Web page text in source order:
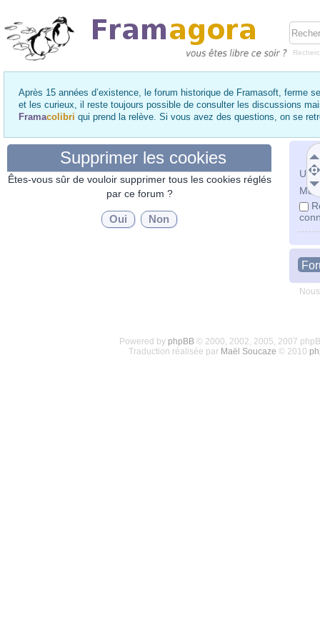
Après 15 années d’existence, le forum historique de Framasoft, ferme
et les curieux, il reste toujours possible de consulter les discussions
Framacolibri qui prend la relève. Si vous avez des questions, on se
Mot
Supprimer les cookies
Êtes-vous sûr de vouloir supprimer tous les cookies réglés
par ce forum ?
Powered by phpBB© 2000, 2002, 2005, 2007
Traduction réalisée par Maël Soucaze © 2010